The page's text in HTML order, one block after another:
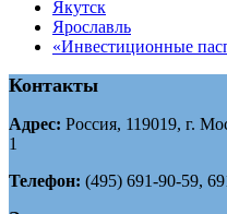
Якутск
Ярославль
«Инвестиционные
Контакты
Адрес: Россия, 119019, г.
1
Телефон: (495) 691-90-59,